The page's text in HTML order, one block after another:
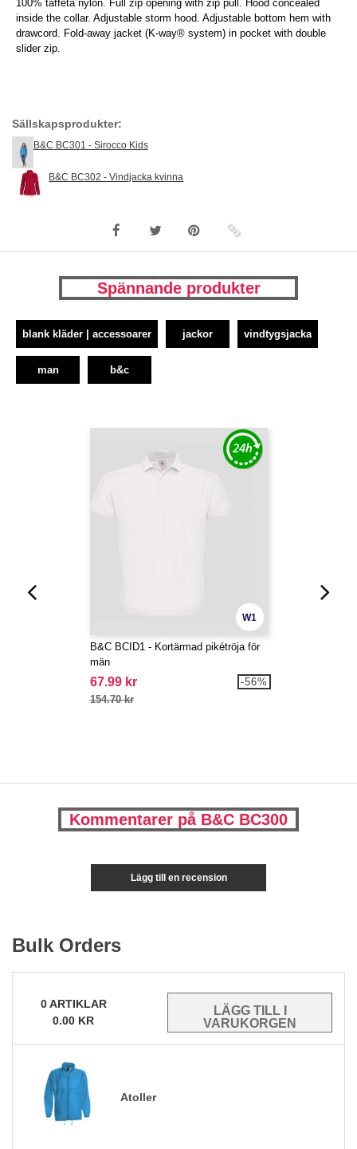
100% taffeta nylon. Full zip opening with zip pull. Hood concealed
inside the collar. Adjustable storm hood. Adjustable bottom hem with
drawcord. Fold-away jacket (K-way® system) in pocket with double
slider zip.
Sällskapsprodukter:
B&C BC301 - Sirocco Kids
B&C BC302 - Vindjacka kvinna
Spännande produkter
blank kläder | accessoarer jackor vindtygsjacka
man b&c
W1
B&C BCID1 - Kortärmad pikétröja för
män
67.99 kr
154.70 kr
-56%
Kommentarer på B&C BC300
Lägg till en recension
Bulk Orders
0ARTIKLAR
0.00 KR
Atoller